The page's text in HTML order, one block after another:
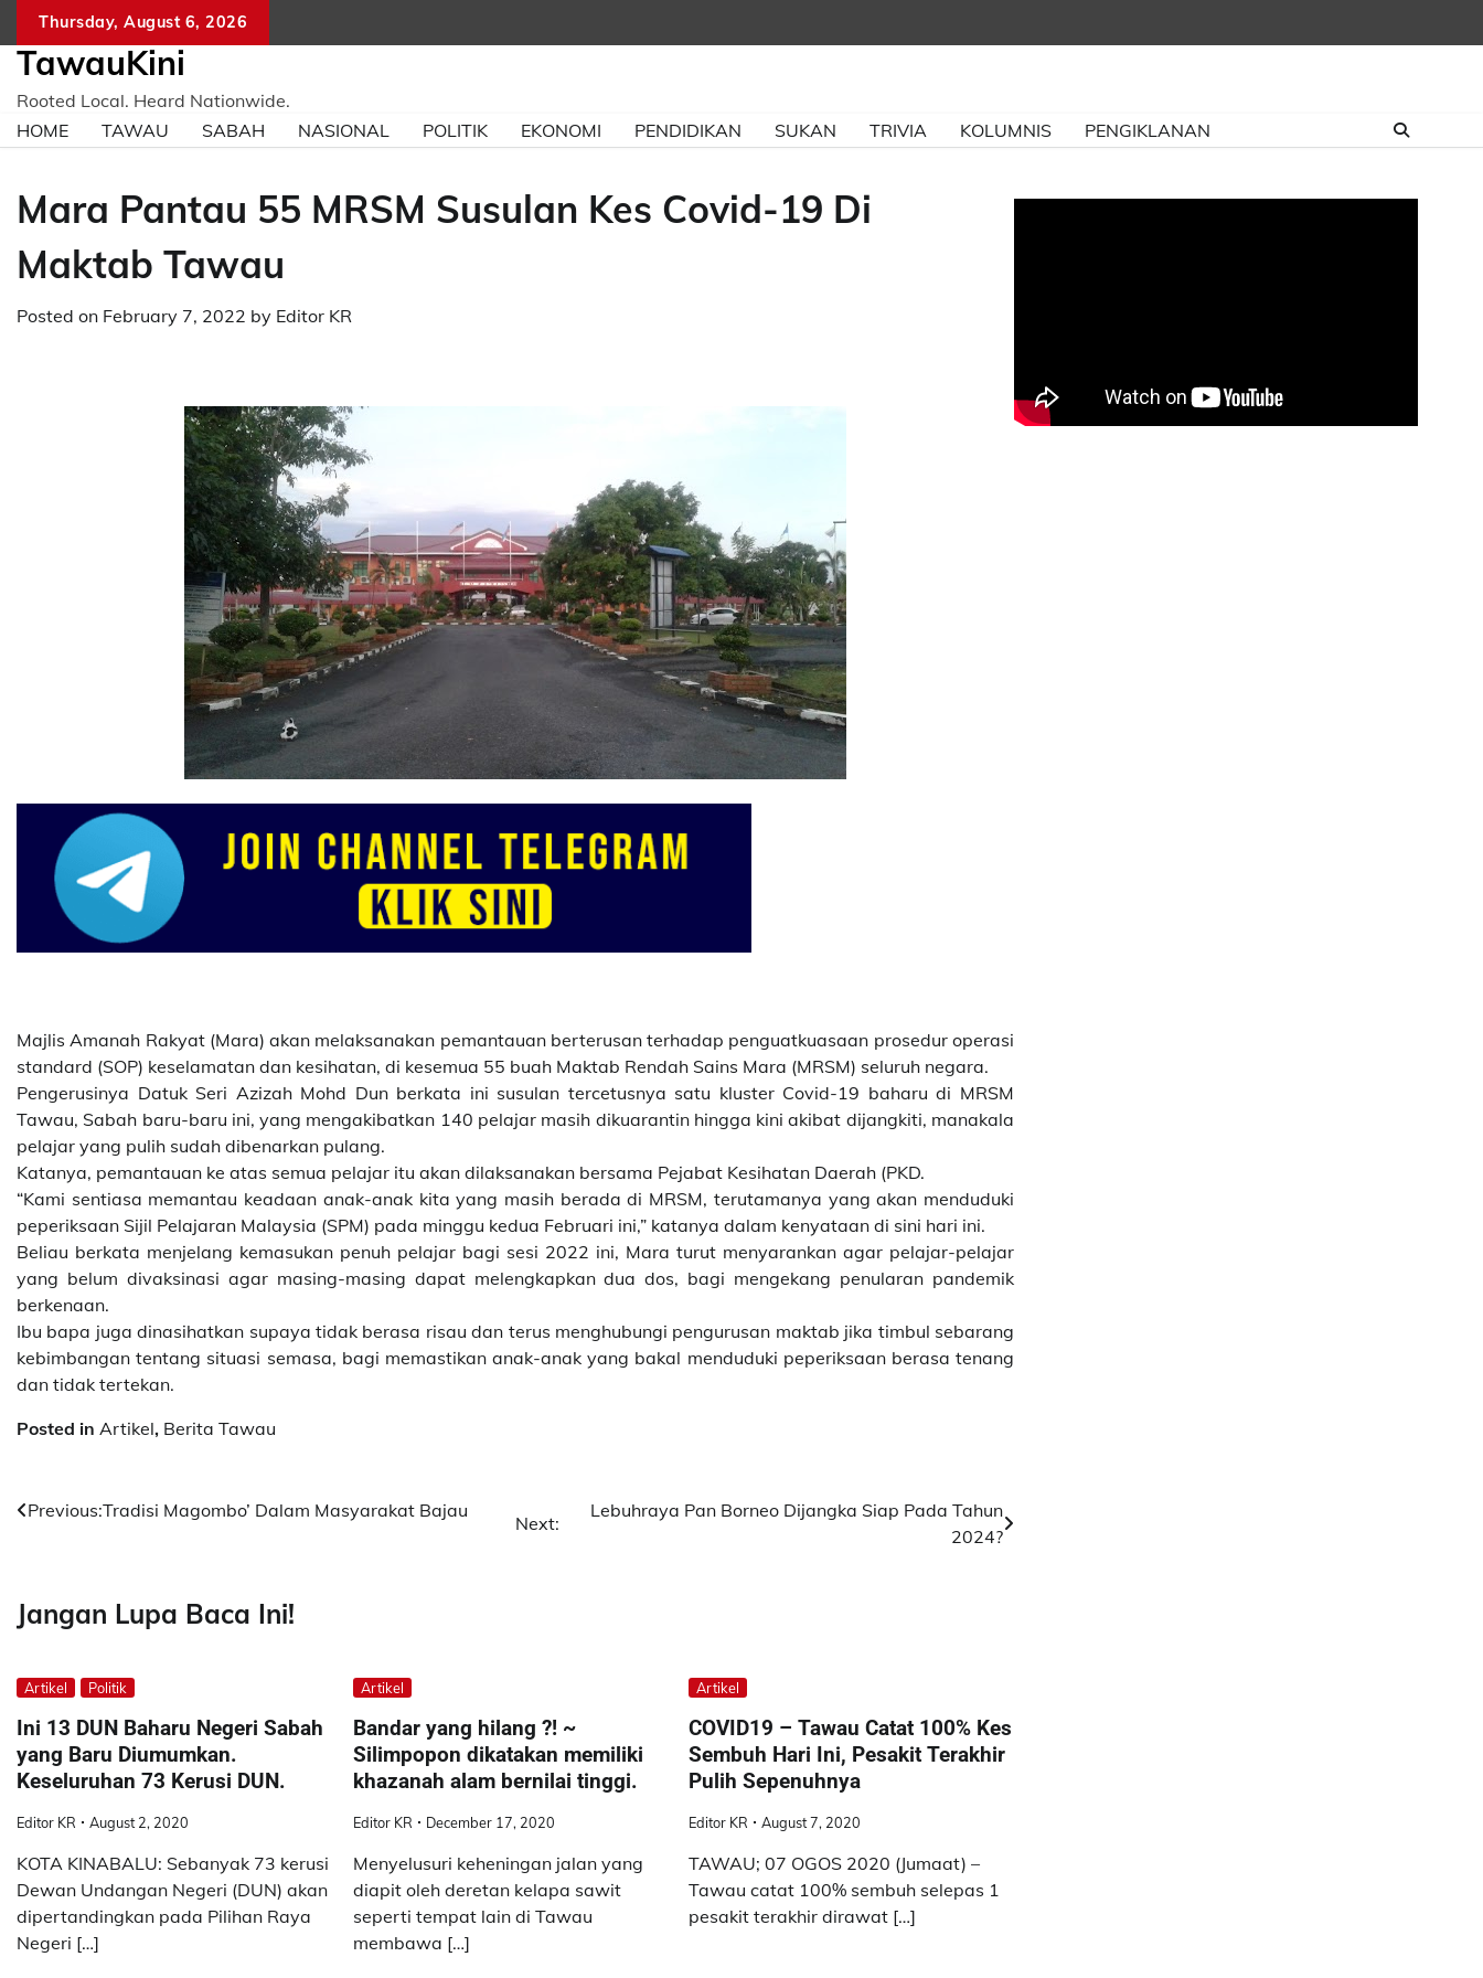
content
Thursday, August 6, 2026
TawauKini
Rooted Local. Heard Nationwide.
HOME
TAWAU SABAH NASIONAL POLITIK EKONOMI PENDIDIKAN SUKAN TRIVIA KOLUMNIS PENGIKLANAN
Mara Pantau 55 MRSM Susulan Kes Covid-19 Di
Maktab Tawau
Posted on February 7, 2022 by Editor KR
Majlis Amanah Rakyat (Mara) akan melaksanakan pemantauan berterusan terhadap penguatkuasaan prosedur operasi
standard (SOP) keselamatan dan kesihatan, di kesemua 55 buah Maktab Rendah Sains Mara (MRSM) seluruh negara.
Pengerusinya Datuk Seri Azizah Mohd Dun berkata ini susulan tercetusnya satu kluster Covid-19 baharu di MRSM
Tawau, Sabah baru-baru ini, yang mengakibatkan 140 pelajar masih dikuarantin hingga kini akibat dijangkiti, manakala
pelajar yang pulih sudah dibenarkan pulang.
Katanya, pemantauan ke atas semua pelajar itu akan dilaksanakan bersama Pejabat Kesihatan Daerah (PKD.
“Kami sentiasa memantau keadaan anak-anak kita yang masih berada di MRSM, terutamanya yang akan menduduki
peperiksaan Sijil Pelajaran Malaysia (SPM) pada minggu kedua Februari ini,” katanya dalam kenyataan di sini hari ini.
Beliau berkata menjelang kemasukan penuh pelajar bagi sesi 2022 ini, Mara turut menyarankan agar pelajar-pelajar
yang belum divaksinasi agar masing-masing dapat melengkapkan dua dos, bagi mengekang penularan pandemik
berkenaan.
Ibu bapa juga dinasihatkan supaya tidak berasa risau dan terus menghubungi pengurusan maktab jika timbul sebarang
kebimbangan tentang situasi semasa, bagi memastikan anak-anak yang bakal menduduki peperiksaan berasa tenang
dan tidak tertekan.
Posted in Artikel, Berita Tawau
Post
Previous:Tradisi Magombo’ Dalam Masyarakat Bajau
Next:
Lebuhraya Pan Borneo Dijangka Siap Pada Tahun
2024?
Jangan Lupa Baca Ini!
Artikel Politik
Ini 13 DUN Baharu Negeri Sabah
yang Baru Diumumkan.
Keseluruhan 73 Kerusi DUN.
Editor KR August 2, 2020
KOTA KINABALU: Sebanyak 73 kerusi
Dewan Undangan Negeri (DUN) akan
dipertandingkan pada Pilihan Raya
Negeri […]
Artikel
Bandar yang hilang ?! ~
Silimpopon dikatakan memiliki
khazanah alam bernilai tinggi.
Editor KR December 17, 2020
Menyelusuri keheningan jalan yang
diapit oleh deretan kelapa sawit
seperti tempat lain di Tawau
membawa […]
Artikel
COVID19 – Tawau Catat 100% Kes
Sembuh Hari Ini, Pesakit Terakhir
Pulih Sepenuhnya
Editor KR August 7, 2020
TAWAU; 07 OGOS 2020 (Jumaat) –
Tawau catat 100% sembuh selepas 1
pesakit terakhir dirawat […]